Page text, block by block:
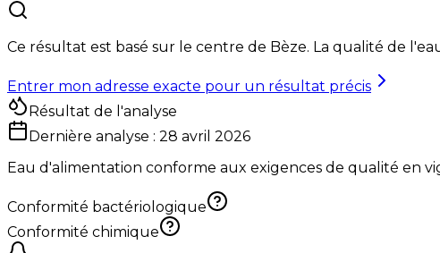
Ce résultat est basé sur le centre de Bèze. La qualité de
Entrer mon adresse exacte pour un résultat précis
Résultat de l'analyse
Dernière analyse : 28 avril 2026
Eau d'alimentation conforme aux exigences de qualité en
Conformité bactériologique
Conformité chimique